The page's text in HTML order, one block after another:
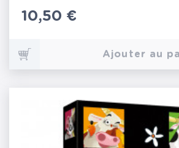
Prix
10,50 €
Ajouter au